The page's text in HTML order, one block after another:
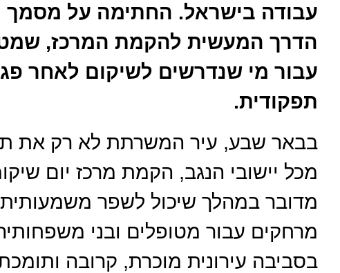
עבודה בישראל. החתימה על
הדרך המעשית להקמת המרכז,
עבור מי שנדרשים לשיקום לאחר
תפקודית.
בבאר שבע, עיר המשרתת לא רק את
מכל יישובי הנגב, הקמת מרכז יום
מדובר במהלך שיכול לשפר
מרחקים עבור מטופלים ובני
בסביבה עירונית מוכרת, קרובה